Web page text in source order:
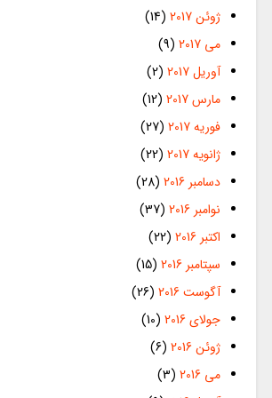
ژوئن 2017
(14)
می 2017
(9)
آوریل 2017
(2)
مارس 2017
(12)
فوریه 2017
(27)
ژانویه 2017
(22)
دسامبر 2016
(28)
نوامبر 2016
(37)
اکتبر 2016
(22)
سپتامبر 2016
(15)
آگوست 2016
(26)
جولای 2016
(10)
ژوئن 2016
(6)
می 2016
(3)